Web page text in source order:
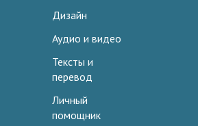
Дизайн
Аудио и видео
Тексты и
перевод
Личный
помощник